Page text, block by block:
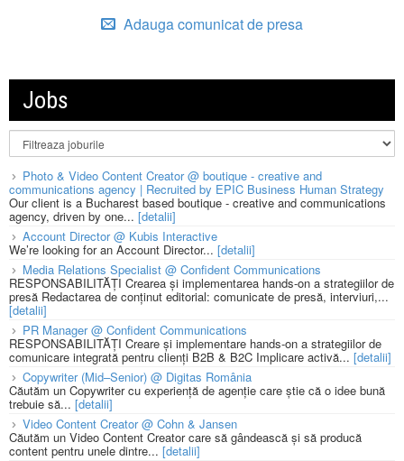
Adauga comunicat de presa
Jobs
Photo & Video Content Creator @ boutique - creative and
communications agency | Recruited by EPIC Business Human Strategy
Our client is a Bucharest based boutique - creative and communications
agency, driven by one... [detalii]
Account Director @ Kubis Interactive
We’re looking for an Account Director... [detalii]
Media Relations Specialist @ Confident Communications
RESPONSABILITĂȚI Crearea și implementarea hands-on a strategiilor de
presă Redactarea de conținut editorial: comunicate de presă, interviuri,...
[detalii]
PR Manager @ Confident Communications
RESPONSABILITĂȚI Creare și implementare hands-on a strategiilor de
comunicare integrată pentru clienți B2B & B2C Implicare activă... [detalii]
Copywriter (Mid–Senior) @ Digitas România
Căutăm un Copywriter cu experiență de agenție care știe că o idee bună
trebuie să... [detalii]
Video Content Creator @ Cohn & Jansen
Căutăm un Video Content Creator care să gândească și să producă
content pentru unele dintre... [detalii]